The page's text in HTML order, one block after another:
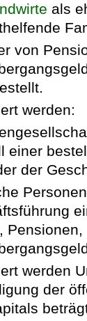
als
von
werden:
einer
der
werden
der